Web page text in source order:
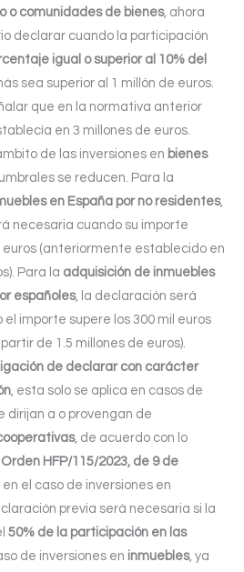
o comunidades de bienes, ahora
declarar cuando la participación
igual o superior al 10% del
sea superior al 1 millón de euros.
que en la normativa anterior
en 3 millones de euros.
de las inversiones en bienes
se reducen. Para la
en España por no residentes,
necesaria cuando su importe
euros (anteriormente establecido en
Para la adquisición de inmuebles
españoles, la declaración será
importe supere los 300 mil euros
de 1.5 millones de euros).
de declarar con carácter
, esta solo se aplica en casos de
dirijan a o provengan de
, de acuerdo con lo
Orden HFP/115/2023, de 9 de
el caso de inversiones en
previa será necesaria si la
50% de la participación en las
de inversiones en inmuebles, ya